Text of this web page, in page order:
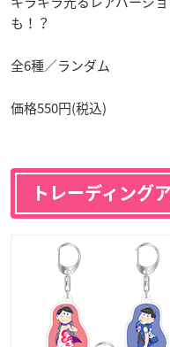
も！？
全6種／ランダム
価格550円(税込)
トレーディング